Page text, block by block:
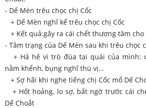
- Dế Mèn trêu chọc chị Cốc
+ Dế Mèn nghĩ kế trêu chọc chị Cốc
+ Kết quả:gây ra cái chết thương tâm cho
- Tâm trạng của Dế Mèn sau khi trêu chọc
+ Hả hê vì trò đùa tai quái của mình:
nằm khểnh, bụng nghĩ thú vị…
+ Sợ hãi khi nghe tiếng chị Cốc mổ Dế
+ Hốt hoảng, lo sợ, bất ngờ trước cái
Dế Choắt